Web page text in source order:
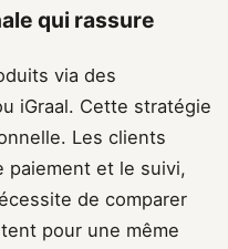
qui rassure
via des
iGraal. Cette stratégie
Les clients
paiement et le suivi,
de comparer
pour une même